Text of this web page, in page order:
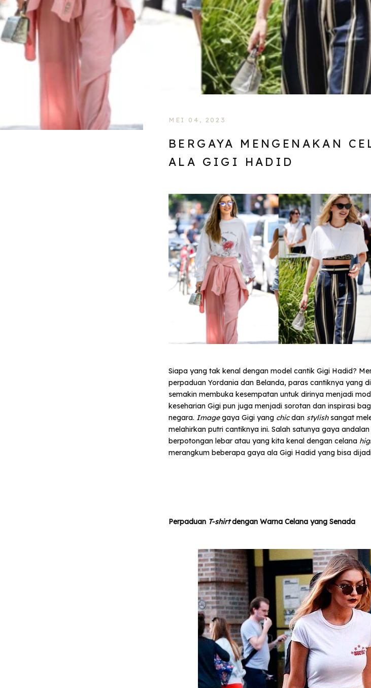
MEI 04, 2023
BERGAYA MENGENAKAN
ALA GIGI HADID
Siapa yang tak kenal dengan model cantik Gigi Hadid?
perpaduan Yordania dan Belanda, paras cantiknya yang
semakin membuka kesempatan untuk dirinya menjadi
keseharian Gigi pun juga menjadi sorotan dan inspirasi
negara. Imagegaya Gigi yang chicdan stylishsangat
melahirkan putri cantiknya ini. Salah satunya gaya
berpotongan lebar atau yang kita kenal dengan celana
merangkum beberapa gaya ala Gigi Hadid yang bisa
Perpaduan T-shirtdengan Warna Celana yang Senada